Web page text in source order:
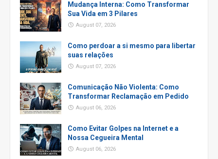
Mudança Interna: Como Transformar
Sua Vida em 3 Pilares
August 07, 2026
Como perdoar a si mesmo para libertar
suas relações
August 07, 2026
Comunicação Não Violenta: Como
Transformar Reclamação em Pedido
August 06, 2026
Como Evitar Golpes na Internet e a
Nossa Cegueira Mental
August 06, 2026